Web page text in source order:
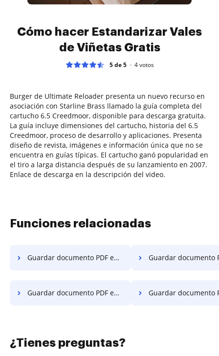
Cómo hacer Estandarizar Vales
de Viñetas Gratis
5 de 5 4votos
Burger de Ultimate Reloader presenta un nuevo recurso en
asociación con Starline Brass llamado la guía completa del
cartucho 6.5 Creedmoor, disponible para descarga gratuita.
La guía incluye dimensiones del cartucho, historia del 6.5
Creedmoor, proceso de desarrollo y aplicaciones. Presenta
diseño de revista, imágenes e información única que no se
encuentra en guías típicas. El cartucho ganó popularidad en
el tiro a larga distancia después de su lanzamiento en 2007.
Enlace de descarga en la descripción del video.
Funciones relacionadas
Guardar documento PDF en línea en Android Guardar documento PDF en
Guardar documento PDF en línea en macOS Guardar documento PDF en línea
¿Tienes preguntas?